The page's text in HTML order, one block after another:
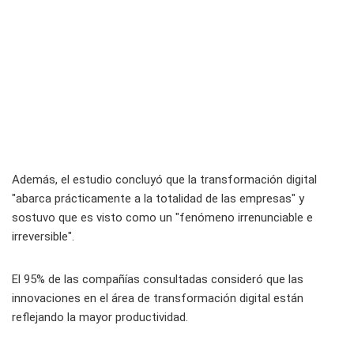
Además, el estudio concluyó que la transformación digital
"abarca prácticamente a la totalidad de las empresas" y
sostuvo que es visto como un "fenómeno irrenunciable e
irreversible".
El 95% de las compañías consultadas consideró que las
innovaciones en el área de transformación digital están
reflejando la mayor productividad.